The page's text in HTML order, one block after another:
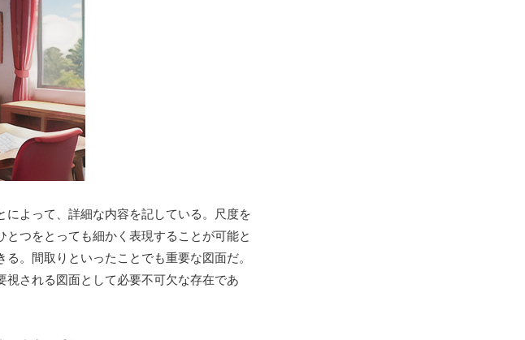
によって、詳細な内容を記している。尺度を
つをとっても細かく表現することが可能と
。間取りといったことでも重要な図面だ。
される図面として必要不可欠な存在であ